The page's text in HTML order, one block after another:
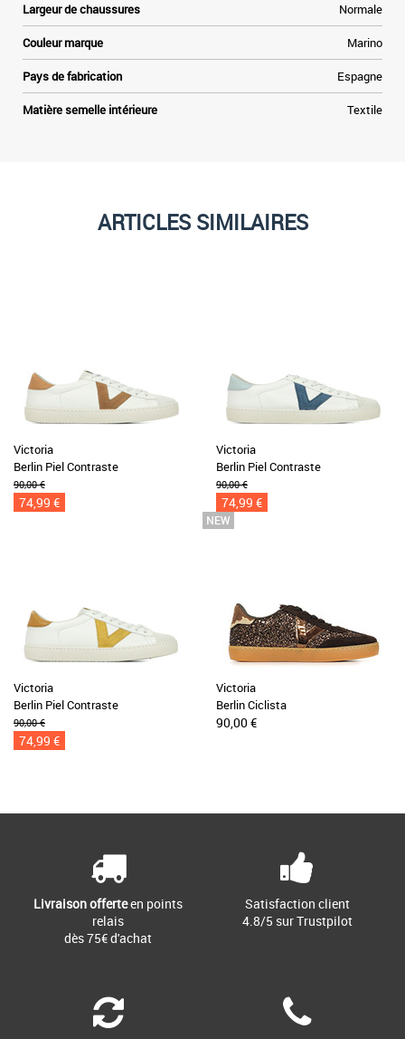
Largeur de chaussures Normale
Couleur marque Marino
Pays de fabrication Espagne
Matière semelle intérieure Textile
ARTICLES SIMILAIRES
Victoria
Berlin Piel Contraste
90,00 €
74,99 €
Victoria
Berlin Piel Contraste
90,00 €
74,99 €
Victoria
Berlin Piel Contraste
90,00 €
74,99 €
Victoria
Berlin Ciclista
90,00 €
Livraison offerteen points
relais
dès 75€ d'achat
Satisfaction client
4.8/5 sur Trustpilot